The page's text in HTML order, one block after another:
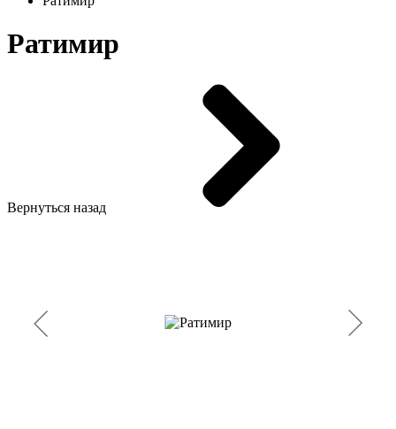
Ратимир
Вернуться назад